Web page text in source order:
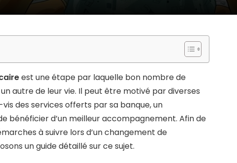
est une étape par laquelle bon nombre de
autre de leur vie. Il peut être motivé par diverses
des services offerts par sa banque, un
bénéficier d’un meilleur accompagnement. Afin de
à suivre lors d’un changement de
un guide détaillé sur ce sujet.